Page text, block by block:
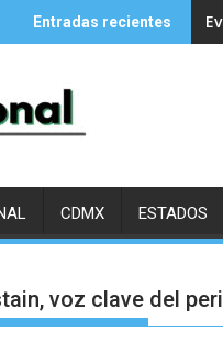
Entradas recientes
CDMX ESTADOS
voz clave del